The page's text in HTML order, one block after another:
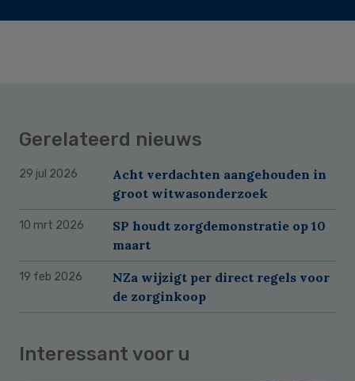
Gerelateerd nieuws
29 jul 2026
Acht verdachten aangehouden in
groot witwasonderzoek
10 mrt 2026
SP houdt zorgdemonstratie op 10
maart
19 feb 2026
NZa wijzigt per direct regels voor
de zorginkoop
Interessant voor u